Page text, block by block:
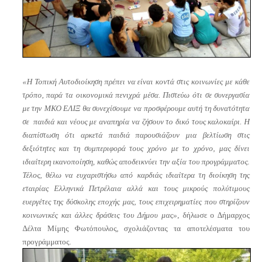
«Η Τοπική Αυτοδιοίκηση πρέπει να είναι κοντά στις κοινωνίες με κάθε
τρόπο, παρά τα οικονομικά πενιχρά μέσα. Πιστεύω ότι σε συνεργασία
με την ΜΚΟ ΕΛΙΞ θα συνεχίσουμε να προσφέρουμε αυτή τη δυνατότητα
σε παιδιά και νέους με αναπηρία να ζήσουν το δικό τους καλοκαίρι. Η
διαπίστωση ότι αρκετά παιδιά παρουσιάζουν μια βελτίωση στις
δεξιότητες και τη συμπεριφορά τους χρόνο με το χρόνο, μας δίνει
ιδιαίτερη ικανοποίηση, καθώς αποδεικνύει την αξία του προγράμματος.
Τέλος, θέλω να ευχαριστήσω από καρδιάς ιδιαίτερα τη διοίκηση της
εταιρίας Ελληνικά Πετρέλαια αλλά και τους μικρούς πολύτιμους
ευεργέτες της δύσκολης εποχής μας, τους επιχειρηματίες που στηρίζουν
κοινωνικές και άλλες δράσεις του Δήμου μας» , δήλωσε ο Δήμαρχος
Δέλτα Μίμης Φωτόπουλος, σχολιάζοντας τα αποτελέσματα του
προγράμματος.